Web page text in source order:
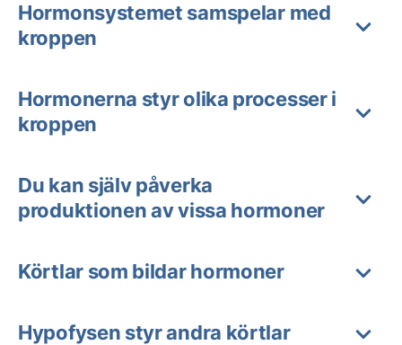
Hormonsystemet samspelar med
kroppen
Hormonerna styr olika processer i
kroppen
Du kan själv påverka
produktionen av vissa hormoner
Körtlar som bildar hormoner
Hypofysen styr andra körtlar